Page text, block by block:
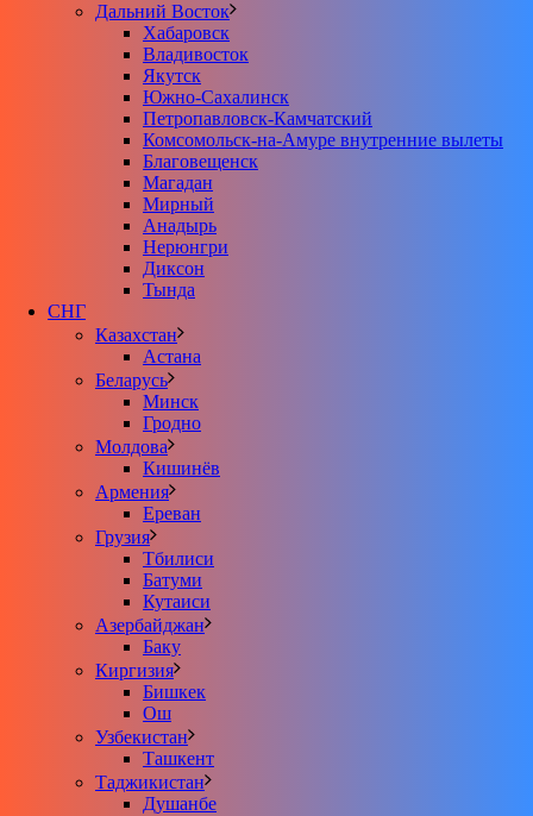
Дальний Восток
Хабаровск
Владивосток
Якутск
Южно-Сахалинск
Петропавловск-Камчатский
Комсомольск-на-Амуре внутренние вылеты
Благовещенск
Магадан
Мирный
Анадырь
Нерюнгри
Диксон
Тында
СНГ
Казахстан
Астана
Беларусь
Минск
Гродно
Молдова
Кишинёв
Армения
Ереван
Грузия
Тбилиси
Батуми
Кутаиси
Азербайджан
Баку
Киргизия
Бишкек
Ош
Узбекистан
Ташкент
Таджикистан
Душанбе